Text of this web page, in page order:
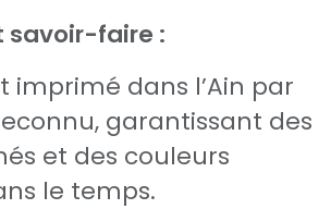
savoir-faire :
imprimé dans l’Ain par
garantissant des
et des couleurs
le temps.